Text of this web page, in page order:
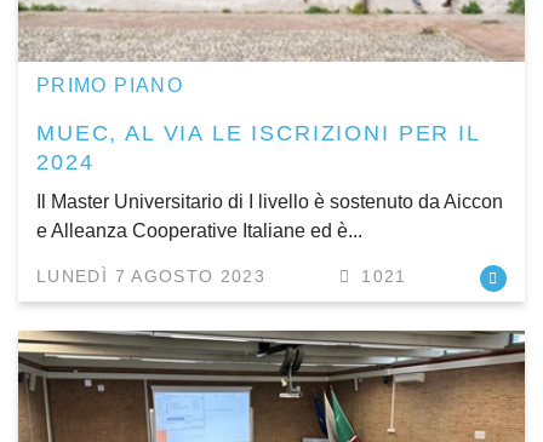
PRIMO PIANO
MUEC, AL VIA LE ISCRIZIONI PER IL
2024
Il Master Universitario di I livello è sostenuto da Aiccon
e Alleanza Cooperative Italiane ed è...
LUNEDÌ 7 AGOSTO 2023 1021